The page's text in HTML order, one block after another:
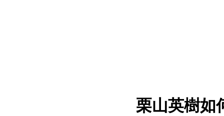
栗山英樹如